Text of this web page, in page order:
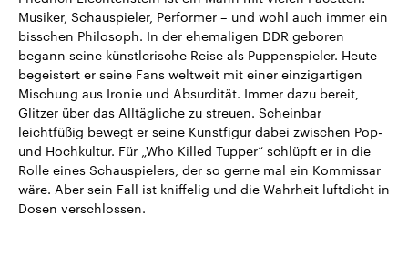
Musiker, Schauspieler, Performer – und wohl auch immer ein
bisschen Philosoph. In der ehemaligen DDR geboren
begann seine künstlerische Reise als Puppenspieler. Heute
begeistert er seine Fans weltweit mit einer einzigartigen
Mischung aus Ironie und Absurdität. Immer dazu bereit,
Glitzer über das Alltägliche zu streuen. Scheinbar
leichtfüßig bewegt er seine Kunstfigur dabei zwischen Pop-
und Hochkultur. Für „Who Killed Tupper“ schlüpft er in die
Rolle eines Schauspielers, der so gerne mal ein Kommissar
wäre. Aber sein Fall ist kniffelig und die Wahrheit luftdicht in
Dosen verschlossen.